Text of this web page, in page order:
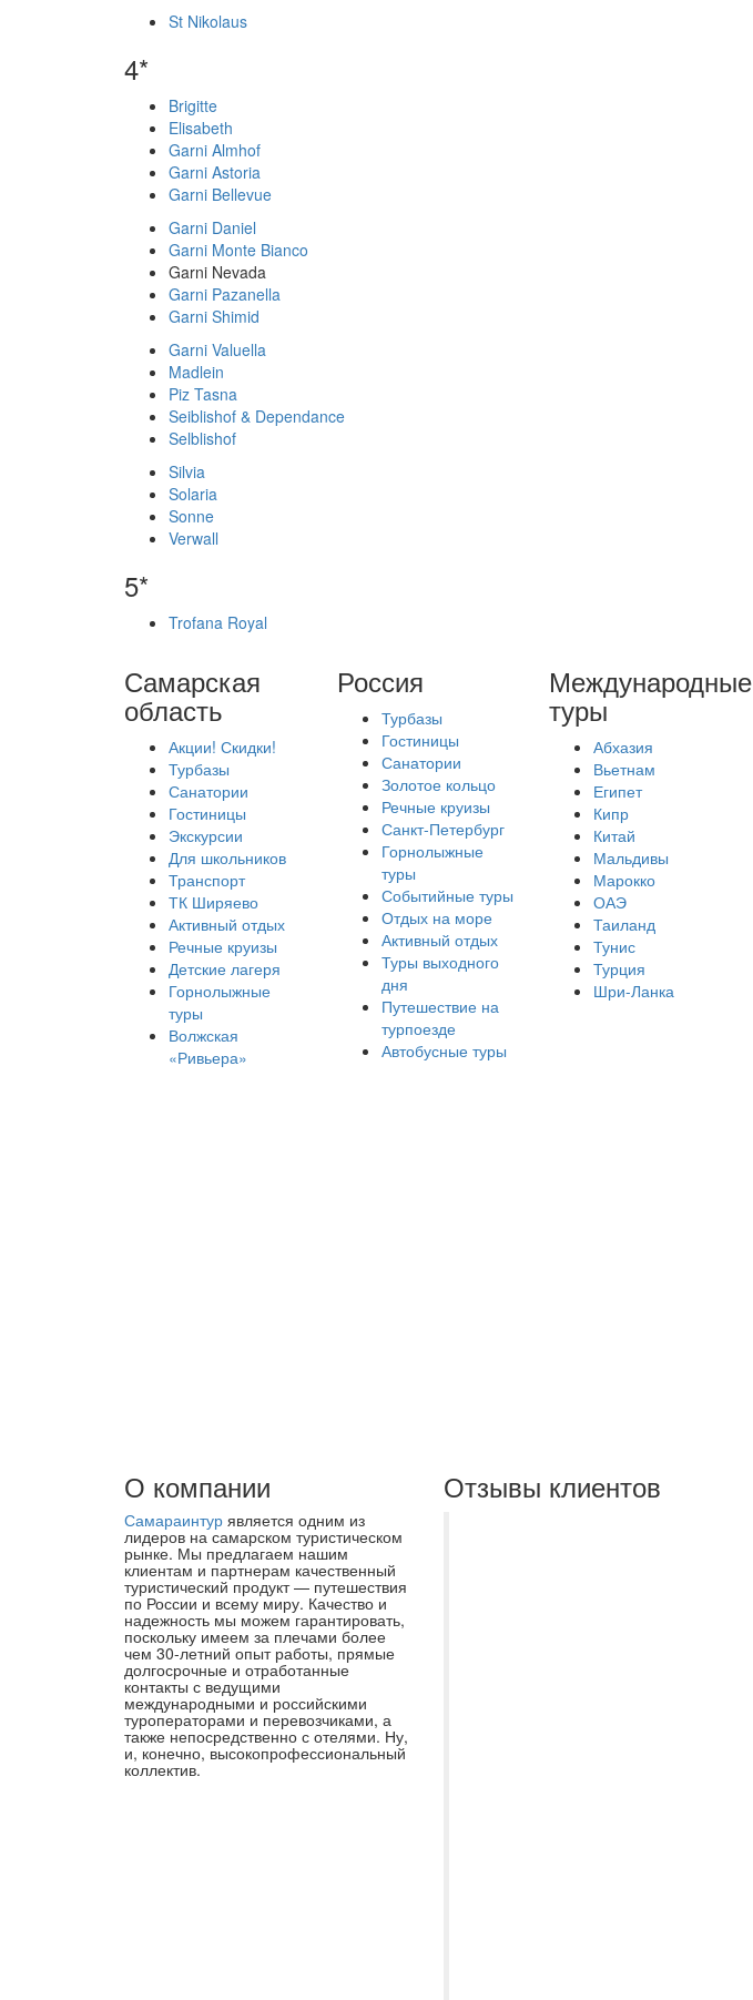
St Nikolaus
4*
Brigitte
Elisabeth
Garni Almhof
Garni Astoria
Garni Bellevue
Garni Daniel
Garni Monte Bianco
Garni Nevada
Garni Pazanella
Garni Shimid
Garni Valuella
Madlein
Piz Tasna
Seiblishof & Dependance
Selblishof
Silvia
Solaria
Sonne
Verwall
5*
Trofana Royal
Самарская
область
Акции! Скидки!
Турбазы
Санатории
Гостиницы
Экскурсии
Для школьников
Транспорт
ТК Ширяево
Активный отдых
Речные круизы
Детские лагеря
Горнолыжные
туры
Волжская
«Ривьера»
Россия
Турбазы
Гостиницы
Санатории
Золотое кольцо
Речные круизы
Санкт-Петербург
Горнолыжные
туры
Событийные туры
Отдых на море
Активный отдых
Туры выходного
дня
Путешествие на
турпоезде
Автобусные туры
Международные
туры
Абхазия
Вьетнам
Египет
Кипр
Китай
Мальдивы
Марокко
ОАЭ
Таиланд
Тунис
Турция
Шри-Ланка
О компании
Самараинтур является одним из
лидеров на самарском туристическом
рынке. Мы предлагаем нашим
клиентам и партнерам качественный
туристический продукт — путешествия
по России и всему миру. Качество и
надежность мы можем гарантировать,
поскольку имеем за плечами более
чем 30-летний опыт работы, прямые
долгосрочные и отработанные
контакты с ведущими
международными и российскими
туроператорами и перевозчиками, а
также непосредственно с отелями. Ну,
и, конечно, высокопрофессиональный
коллектив.
Отзывы клиентов